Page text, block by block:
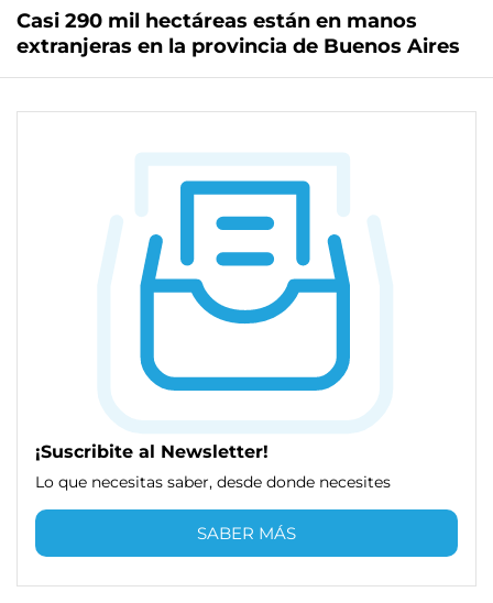
Casi 290 mil hectáreas están en manos
extranjeras en la provincia de Buenos Aires
¡Suscribite al Newsletter!
Lo que necesitas saber, desde donde necesites
SABER MÁS